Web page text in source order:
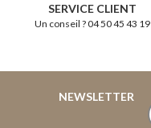
SERVICE CLIENT
Un conseil ? 04 50 45 43 19
NEWSLETTER